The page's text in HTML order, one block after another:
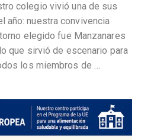
colegio vivió una de sus
año: nuestra convivencia
elegido fue Manzanares
que sirvió de escenario para
los miembros de …